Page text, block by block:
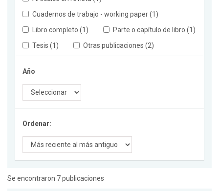
Cuadernos de trabajo - working paper (1)
Libro completo (1)
Parte o capítulo de libro (1)
Tesis (1)
Otras publicaciones (2)
Año
Ordenar:
Se encontraron 7 publicaciones